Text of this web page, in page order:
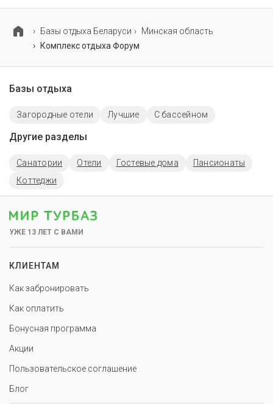
отдельно.
Базы отдыха Беларуси
Минская область
Комплекс отдыха Форум
Базы отдыха
Загородные отели Лучшие С бассейном
Другие разделы
Санатории Отели Гостевые дома
Пансионаты
Коттеджи
УЖЕ 13 ЛЕТ С ВАМИ
КЛИЕНТАМ
Как забронировать
Как оплатить
Бонусная программа
Акции
Пользовательское соглашение
Блог